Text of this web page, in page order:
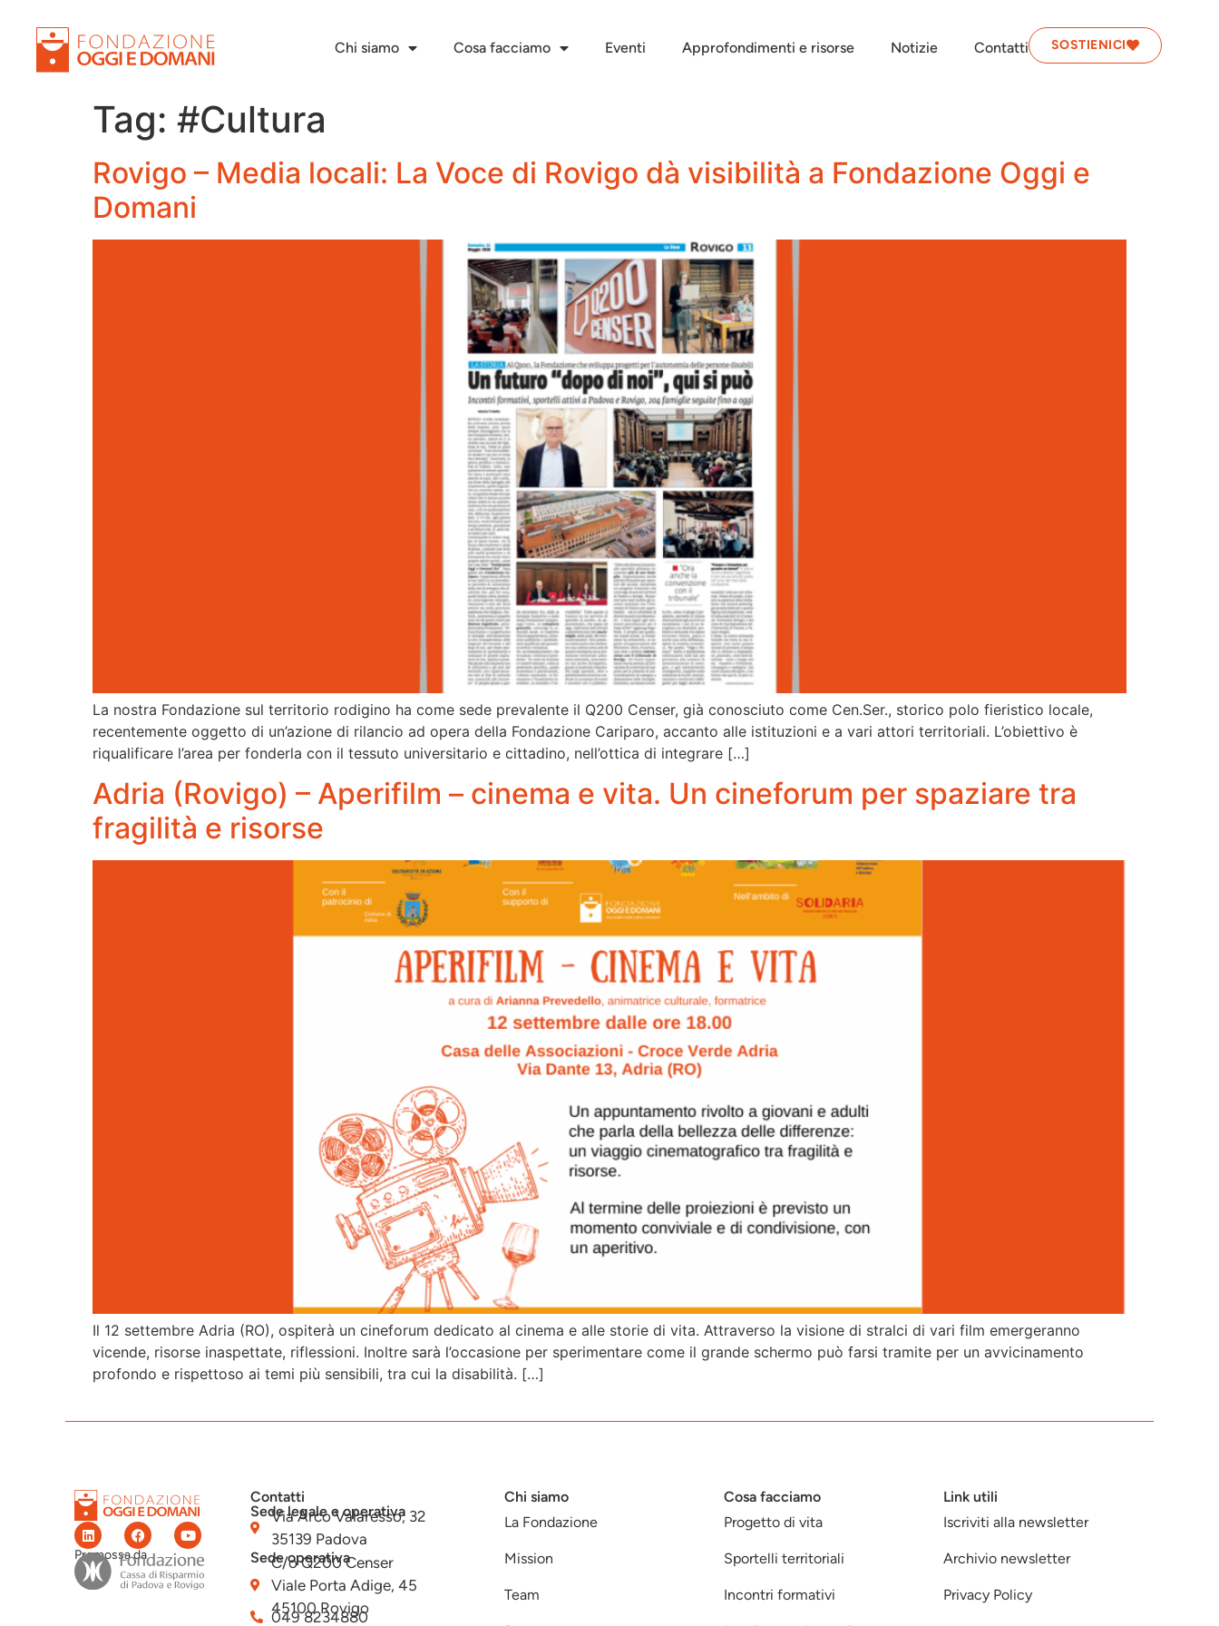
Chi siamo Cosa facciamo Eventi Approfondimenti e risorse Notizie Contatti SOSTIENICI
Tag: #Cultura
Rovigo – Media locali: La Voce di Rovigo dà visibilità a Fondazione Oggi e
Domani
La nostra Fondazione sul territorio rodigino ha come sede prevalente il Q200 Censer, già conosciuto come Cen.Ser., storico polo fieristico locale,
recentemente oggetto di un’azione di rilancio ad opera della Fondazione Cariparo, accanto alle istituzioni e a vari attori territoriali. L’obiettivo è
riqualificare l’area per fonderla con il tessuto universitario e cittadino, nell’ottica di integrare […]
Adria (Rovigo) – Aperifilm – cinema e vita. Un cineforum per spaziare tra
fragilità e risorse
Il 12 settembre Adria (RO), ospiterà un cineforum dedicato al cinema e alle storie di vita. Attraverso la visione di stralci di vari film emergeranno
vicende, risorse inaspettate, riflessioni. Inoltre sarà l’occasione per sperimentare come il grande schermo può farsi tramite per un avvicinamento
profondo e rispettoso ai temi più sensibili, tra cui la disabilità. […]
Promossa da
Contatti
Sede legale e operativa
Via Arco Valaresso, 32
35139 Padova
Sede operativa
C/o Q200 Censer
Viale Porta Adige, 45
45100 Rovigo
049 8234880
Chi siamo
La Fondazione
Mission
Team
Cosa facciamo
Progetto di vita
Sportelli territoriali
Incontri formativi
Link utili
Iscriviti alla newsletter
Archivio newsletter
Privacy Policy